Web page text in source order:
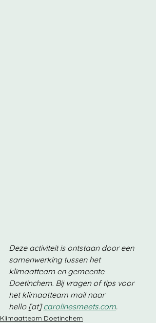
Deze activiteit is ontstaan door een
samenwerking tussen het
klimaatteam en gemeente
Doetinchem. Bij vragen of tips voor
het klimaatteam mail naar
hello [at] carolinesmeets.com.
Klimaatteam Doetinchem